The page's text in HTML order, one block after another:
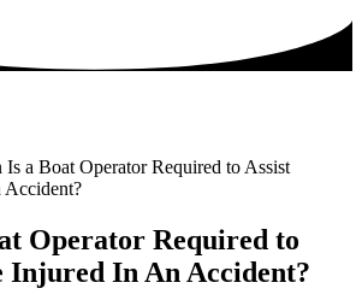
Is a Boat Operator Required to Assist
Operator Required to
Injured In An Accident?